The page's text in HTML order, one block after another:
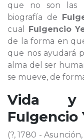
que no son las
biografía de
cual Fulgencio
de la forma en
que nos ayudará
alma del ser
se mueve, de
Vida y
Fulgencio
(?, 1780 -